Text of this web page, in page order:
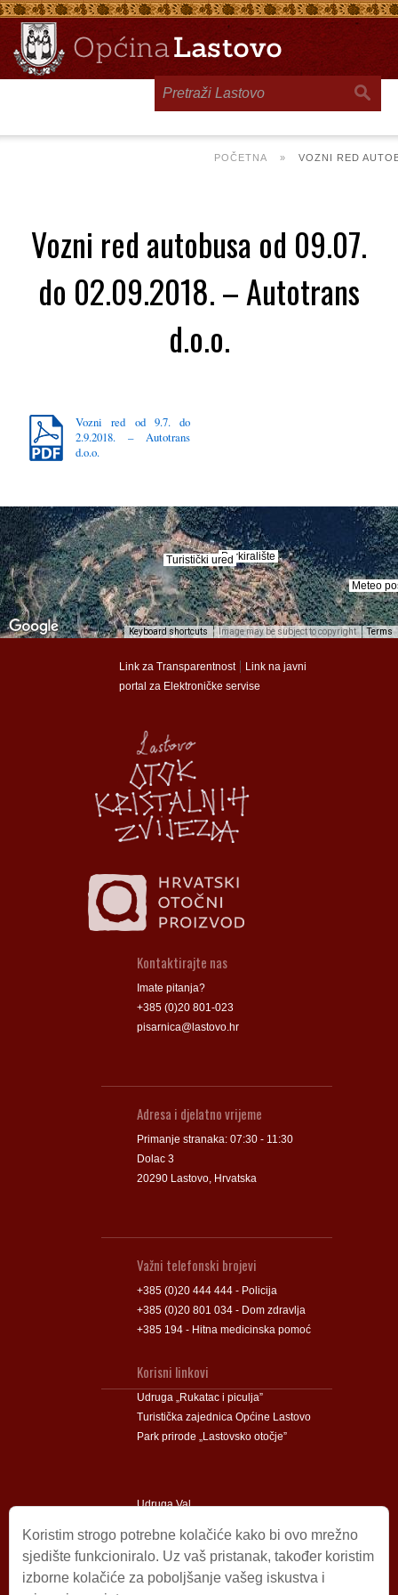
POČETNA » VOZNI RED
Vozni red autobusa od 09.07.
do 02.09.2018. – Autotrans
d.o.o.
Vozni red od 9.7. do
2.9.2018. – Autotrans
d.o.o.
Meteo
Turistički uredParkiralište
Groblje
Meteo
Turistički uredParkiralište
Groblje
Keyboard shortcuts Image may be subject to copyright Terms
Link za Transparentnost| Link na javni
portal za Elektroničke servise
Kontaktirajte nas
Imate pitanja?
+385 (0)20 801-023
pisarnica@lastovo.hr
Adresa i djelatno vrijeme
Primanje stranaka: 07:30 - 11:30
Dolac 3
20290 Lastovo, Hrvatska
Važni telefonski brojevi
+385 (0)20 444 444 - Policija
+385 (0)20 801 034 - Dom zdravlja
+385 194 - Hitna medicinska pomoć
Korisni linkovi
Udruga „Rukatac i piculja”
Turistička zajednica Općine Lastovo
Park prirode „Lastovsko otočje”
Udruga Val
Impressum
Koristim strogo potrebne kolačiće kako bi ovo mrežno
sjedište funkcioniralo. Uz vaš pristanak, također koristim
izborne kolačiće za poboljšanje vašeg iskustva i